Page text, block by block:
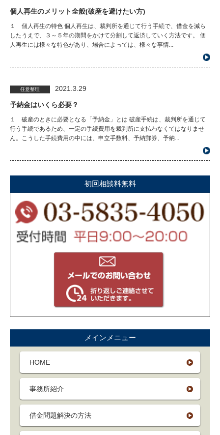
個人再生のメリット全般(破産を避けたい方)
１ 個人再生の特色 個人再生は、裁判所を通じて行う手続で、借金を減ら
したうえで、３～５年の期間をかけて分割して返済していく方法です。 個
人再生には様々な特色があり、場合によっては、様々な事情...
任意整理 2021.3.29
予納金はいくら必要？
１ 破産のときに必要となる「予納金」とは 破産手続は、裁判所を通じて
行う手続であるため、一定の手続費用を裁判所に支払わなくてはなりませ
ん。こうした手続費用の中には、申立手数料、予納郵券、予納...
初回相談料無料
メインメニュー
HOME
事務所紹介
借金問題解決の方法